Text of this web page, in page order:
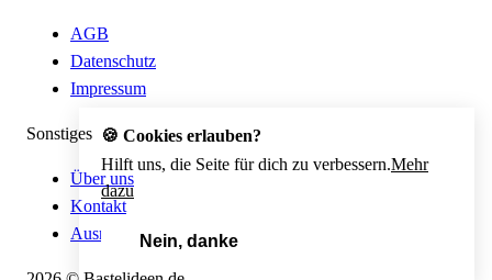
AGB
Datenschutz
Impressum
Sonstiges
Über uns
Kontakt
Ausmalbild erstellen
🍪 Cookies erlauben?
Hilft uns, die Seite für dich zu verbessern.Mehr
dazu
Nein, danke